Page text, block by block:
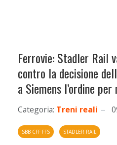
Ferrovie: Stadler Rail
contro la decisione
a Siemens l’ordine
Categoria: Treni reali
SBB CFF FFS STADLER RAIL